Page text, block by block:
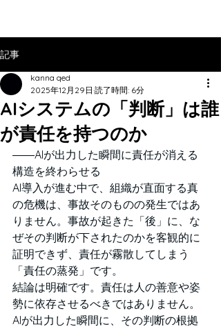
記事
AIシステムの「判断」は誰
が責任を持つのか
kanna qed
2025年12月29日 読了時間: 6分
――AIが出力した瞬間に責任が消える
構造を終わらせる
AI導入が進む中で、組織が直面する真
の危機は、事故そのものの発生ではあ
りません。事故が起きた「後」に、な
ぜその判断が下されたのかを客観的に
証明できず、責任が霧散してしまう
「責任の蒸発」です。
結論は明確です。責任は人の善意や姿
勢に依存させるべきではありません。
AIが出力した瞬間に、その判断の根拠